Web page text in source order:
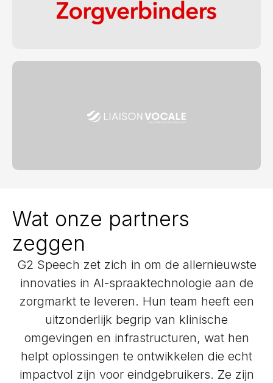
Wat onze partners
zeggen
G2 Speech zet zich in om de allernieuwste
innovaties in AI-spraaktechnologie aan de
zorgmarkt te leveren. Hun team heeft een
uitzonderlijk begrip van klinische
omgevingen en infrastructuren, wat hen
helpt oplossingen te ontwikkelen die echt
impactvol zijn voor eindgebruikers. Ze zijn